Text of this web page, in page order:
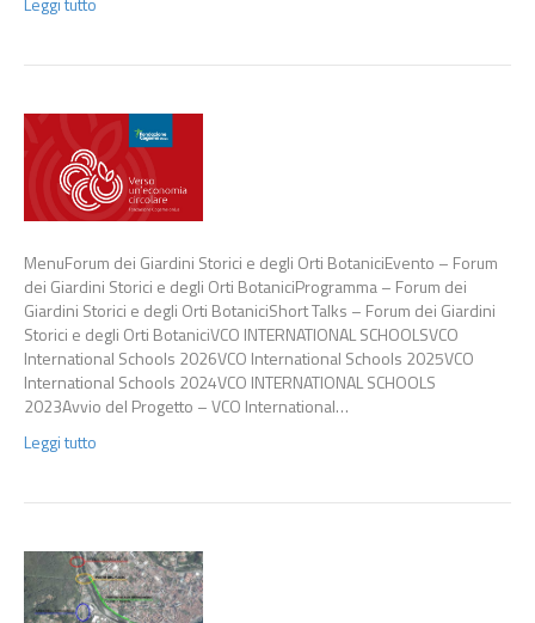
MenuForum dei Giardini Storici e degli Orti BotaniciEvento – Forum
dei Giardini Storici e degli Orti BotaniciProgramma – Forum dei
Giardini Storici e degli Orti BotaniciShort Talks – Forum dei Giardini
Storici e degli Orti BotaniciVCO INTERNATIONAL SCHOOLSVCO
International Schools 2026VCO International Schools 2025VCO
International Schools 2024VCO INTERNATIONAL SCHOOLS
2023Avvio del Progetto – VCO International…
Leggi tutto